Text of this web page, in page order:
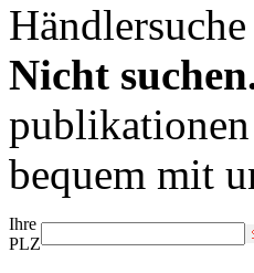
Händlersuche
Nicht
bequem mit
Ihre
PLZ